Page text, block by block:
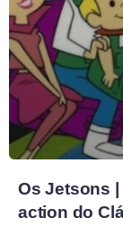
Os Jetsons
action do